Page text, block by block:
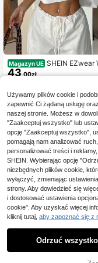
Magazyn UE SHEIN EZwear
a, seksowna, luźna,
oversize, szykowna
43,00zł
Używamy plików cookie i
zapewnić Ci żądaną usługę
naszej stronie. Możesz w
"Zaakceptuj wszystko" lub
opcję "Zaakceptuj wszystko",
pomagają nam analizować
personalizować treści i
SHEIN. Wybierając opcję
niezbędnych plików cookie,
wyłączyć, zmieniając
strony. Aby dowiedzieć się
i dostosować ustawienia
cookie". Aby uzyskać więcej
kliknij tutaj, aby zapoznać się z
Odrzuć wszystko